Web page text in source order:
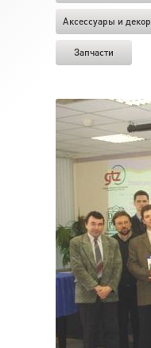
Аксессуары и декор
Запчасти